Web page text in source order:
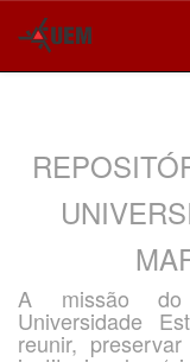
A missão do
Universidade
reunir,